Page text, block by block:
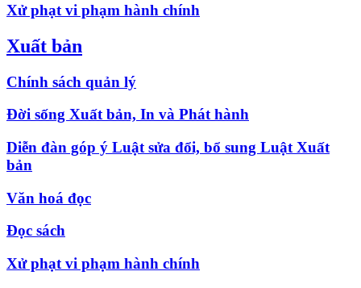
Xử phạt vi phạm hành chính
Xuất bản
Chính sách quản lý
Đời sống Xuất bản, In và Phát hành
Diễn đàn góp ý Luật sửa đổi, bổ sung Luật Xuất
bản
Văn hoá đọc
Đọc sách
Xử phạt vi phạm hành chính